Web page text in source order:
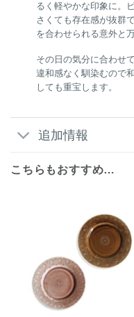
るく軽やかな印象に。
さくても存在感が抜群
を合わせられる意外と
その日の気分に合わせ
違和感なく馴染むので
しても重宝します。
追加情報
こちらもおすすめ…